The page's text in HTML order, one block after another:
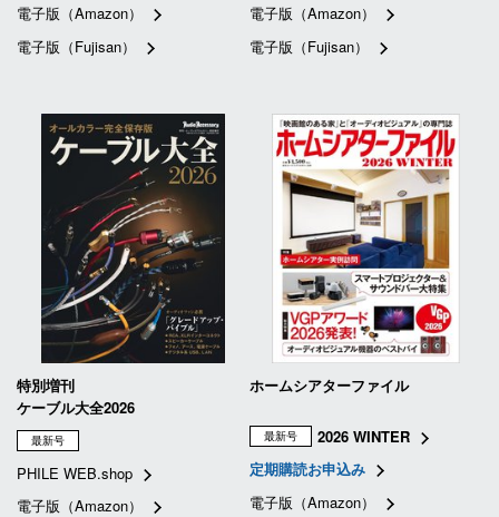
電子版（Amazon）
電子版（Fujisan）
電子版（Amazon）
電子版（Fujisan）
特別増刊
ケーブル大全2026
最新号
PHILE WEB.shop
電子版（Amazon）
ホームシアターファイル
最新号
2026 WINTER
定期購読お申込み
電子版（Amazon）